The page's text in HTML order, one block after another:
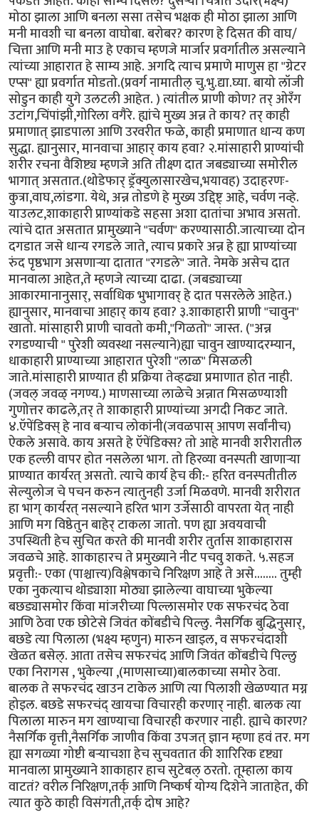
मोठा झाला आणि बनला ससा तसेच भक्षक ही मोठा झाला आणि
मनी मावशी चा बनला वाघोबा. बरोबर? कारण हे दिसत की वाघ/
चित्ता आणि मनी माउ हे एकाच म्हणजे मार्जार प्रवर्गातील असल्याने
त्यांच्या आहारात हे साम्य आहे. अगदि त्याच प्रमाणे माणुस हा "ग्रेटर
एप्स" ह्या प्रवर्गात मोडतो.(प्रवर्ग नामातील् चु.भु.द्या.घ्या. बायो लॉजी
सोडुन काही युगे उलटली आहेत. ) त्यांतील प्राणी कोण? तर् ओरँग
उटांग,चिंपांझी,गोरिला वगैरे. ह्यांचे मुख्य अन्न ते काय? तर् काही
प्रमाणात् झाडपाला आणि उरवरीत फळे, काही प्रमाणात धान्य कण
सुद्धा. ह्यानुसार, मानवाचा आहार् काय हवा? २.मांसाहारी प्राण्यांची
शरीर रचना वैशिष्ट्य म्हणजे अति तीक्ष्ण दात जबड्याच्या समोरील
भागात् असतात.(थोडेफार् ड्रॅक्युलासारखेच,भयावह) उदाहरणः-
कुत्रा,वाघ,लांडगा. येथे, अन्न तोडणे हे मुख्य उद्दिष्ट् आहे, चर्वण नव्हे.
याउलट,शाकाहारी प्राण्यांकडे सहसा अशा दातांचा अभाव असतो.
त्यांचे दात असतात प्रामुख्याने "चर्वण" करण्यासाठी.जात्याच्या दोन
दगडात जसे धान्य रगडले जाते, त्याच प्रकारे अन्न हे ह्या प्राण्यांच्या
रुंद पृष्ठभाग असणार्‍या दातात "रगडले" जाते. नेमके असेच दात
मानवाला आहेत,ते म्हणजे त्याच्या दाढा. (जबड्याच्या
आकारमानानुसार्, सर्वाधिक भुभागावर् हे दात पसरलेले आहेत.)
ह्यानुसार, मानवाचा आहार् काय हवा? ३.शाकाहारी प्राणी "चावुन"
खातो. मांसाहारी प्राणी चावतो कमी,"गिळतो" जास्त. ("अन्न
रगडण्याची " पुरेशी व्यवस्था नसल्याने)ह्या चावुन खाण्यादरम्यान,
धाकाहारी प्राण्याच्या आहारात पुरेशी "लाळ" मिसळली
जाते.मांसाहारी प्राण्यात ही प्रक्रिया तेव्हढ्या प्रमाणात होत नाही.
(जवल् जवळ् नगण्य.) माणसाच्या लाळेचे अन्नात मिसळण्याशी
गुणोत्तर काढले,तर् ते शाकाहारी प्राण्यांच्या अगदी निकट जाते.
४.ऍपेंडिक्स् हे नाव बर्‍याच लोकांनी(जवळपास् आपण सर्वांनीच)
ऐकले असावे. काय असते हे ऍपेंडिक्स? तो आहे मानवी शरीरातील
एक हल्ली वापर होत नसलेला भाग. तो हिरव्या वनस्पती खाणार्‍या
प्राण्यात कार्यरत् असतो. त्याचे कार्य हेच की:- हरित वनस्पतीतील
सेल्युलोज चे पचन करुन त्यातुनही उर्जा मिळवणे. मानवी शरीरात
हा भाग् कार्यरत् नसल्याने हरित भाग उर्जेसाठी वापरता येत् नाही
आणि मग विष्ठेतुन बाहेर् टाकला जातो. पण ह्या अवयवाची
उपस्थिती हेच सुचित करते की मानवी शरीर तुर्तास शाकाहारास
जवळचे आहे. शाकाहारच ते प्रमुख्याने नीट पचवु शकते. ५.सहज
प्रवृत्ती:- एका (पाश्चात्त्य)विश्लेषकाचे निरिक्षण आहे ते असे........ तुम्ही
एका नुकत्याच थोड्याशा मोठ्या झालेल्या वाघाच्या भुकेल्या
बछड्यासमोर किंवा मांजरीच्या पिल्लासमोर एक सफरचंद ठेवा
आणि ठेवा एक छोटेसे जिवंत कोंबडीचे पिल्लु. नैसर्गिक बुद्धिनुसार्,
बछडे त्या पिलाला (भक्ष्य म्हणुन) मारुन खाइल, व सफरचंदाशी
खेळत बसेल्. आता तसेच सफरचंद आणि जिवंत कोंबडीचे पिल्लु
एका निरागस , भुकेल्या ,(माणसाच्या)बालकाच्या समोर ठेवा.
बालक ते सफरचंद खाउन टाकेल आणि त्या पिलाशी खेळण्यात मग्न
होइल. बछडे सफरचंद् खायचा विचारही करणार् नाही. बालक त्या
पिलाला मारुन मग खाण्याचा विचारही करणार नाही. ह्याचे कारण?
नैसर्गिक वृत्ती,नैसर्गिक जाणीव किंवा उपजत् ज्ञान म्हणा हवं तर. मग
ह्या सगळ्या गोष्टी बर्‍याचशा हेच सुचवतात की शारिरिक दृष्ट्या
मानवाला प्रामुख्याने शाकाहार हाच सुटेबल् ठरतो. तूम्हाला काय
वाटतं? वरील निरिक्षण,तर्क् आणि निष्कर्ष योग्य दिशेने जाताहेत, की
त्यात कुठे काही विसंगती,तर्क् दोष आहे?